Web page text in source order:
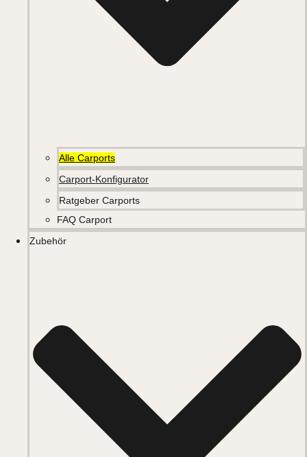
Alle Carports
Carport-Konfigurator
Ratgeber Carports
FAQ Carport
Zubehör